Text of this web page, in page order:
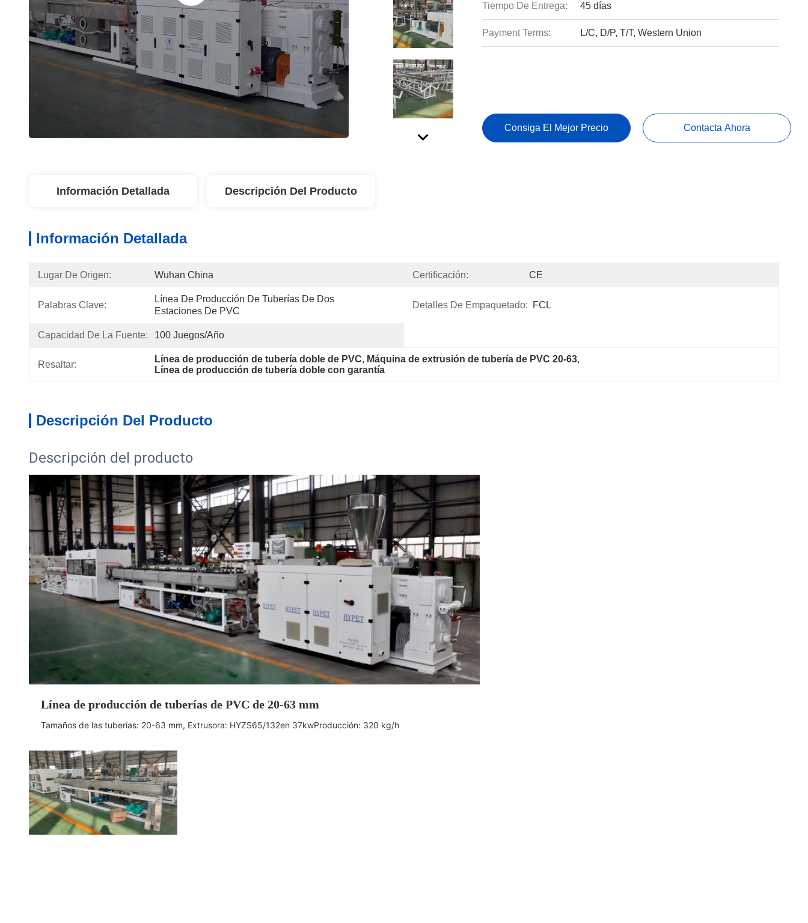
Tiempo De Entrega: 45 días
Payment Terms: L/C, D/P, T/T, Western Union
Consiga El Mejor Precio Contacta Ahora
Información Detallada Descripción Del Producto
Información Detallada
Lugar De Origen: Wuhan China Certificación: CE
Palabras Clave:
Línea De Producción De Tuberías De Dos
Estaciones De PVC
Detalles De Empaquetado: FCL
Capacidad De La Fuente: 100 Juegos/año
Resaltar:
Línea de producción de tubería doble de PVC, Máquina de extrusión de tubería de PVC 20-63,
Línea de producción de tubería doble con garantía
Descripción Del Producto
Descripción del producto
Línea de producción de tuberías de PVC de 20-63 mm
Tamaños de las tuberías: 20-63 mm, Extrusora: HYZS65/132en 37kwProducción: 320 kg/h